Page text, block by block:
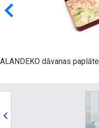
ALANDEKO dāvanas paplāte